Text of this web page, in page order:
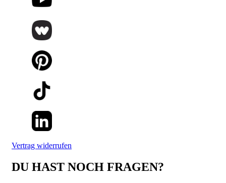
Vertrag widerrufen
DU HAST NOCH FRAGEN?